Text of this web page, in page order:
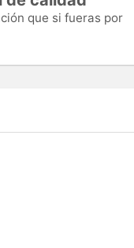
que si fueras por